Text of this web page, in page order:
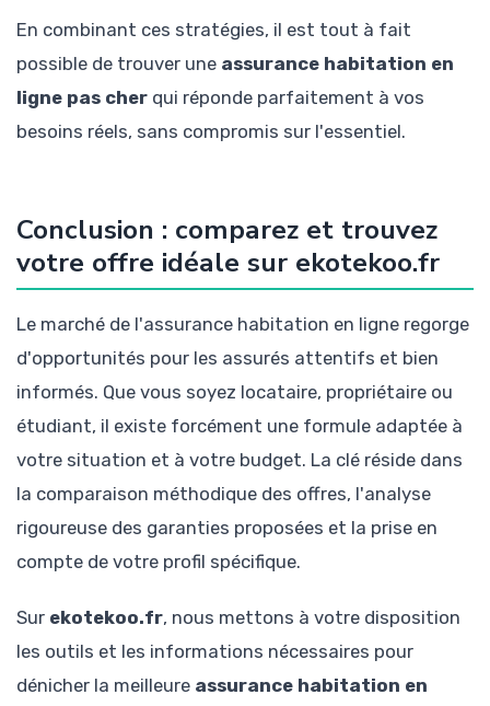
En combinant ces stratégies, il est tout à fait
possible de trouver une assurance habitation en
ligne pas cher qui réponde parfaitement à vos
besoins réels, sans compromis sur l'essentiel.
Conclusion : comparez et trouvez
votre offre idéale sur ekotekoo.fr
Le marché de l'assurance habitation en ligne regorge
d'opportunités pour les assurés attentifs et bien
informés. Que vous soyez locataire, propriétaire ou
étudiant, il existe forcément une formule adaptée à
votre situation et à votre budget. La clé réside dans
la comparaison méthodique des offres, l'analyse
rigoureuse des garanties proposées et la prise en
compte de votre profil spécifique.
Sur ekotekoo.fr, nous mettons à votre disposition
les outils et les informations nécessaires pour
dénicher la meilleure assurance habitation en